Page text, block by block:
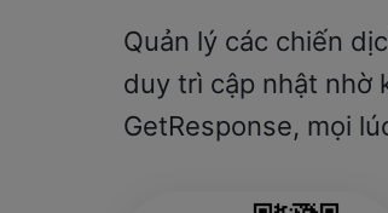
Quản lý các chiến
duy trì cập nhật nhờ
GetResponse, mọi